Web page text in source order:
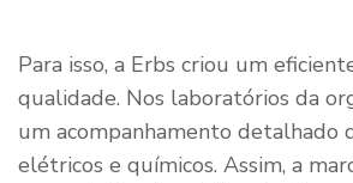
Para isso, a Erbs criou um
qualidade. Nos laboratórios da
um acompanhamento detalhado
elétricos e químicos. Assim, a